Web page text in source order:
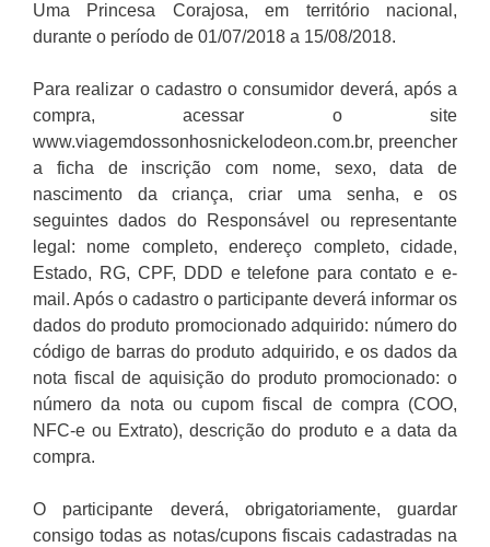
Uma Princesa Corajosa, em território nacional,
durante o período de 01/07/2018 a 15/08/2018.
Para realizar o cadastro o consumidor deverá, após a
compra, acessar o site
www.viagemdossonhosnickelodeon.com.br, preencher
a ficha de inscrição com nome, sexo, data de
nascimento da criança, criar uma senha, e os
seguintes dados do Responsável ou representante
legal: nome completo, endereço completo, cidade,
Estado, RG, CPF, DDD e telefone para contato e e-
mail. Após o cadastro o participante deverá informar os
dados do produto promocionado adquirido: número do
código de barras do produto adquirido, e os dados da
nota fiscal de aquisição do produto promocionado: o
número da nota ou cupom fiscal de compra (COO,
NFC-e ou Extrato), descrição do produto e a data da
compra.
O participante deverá, obrigatoriamente, guardar
consigo todas as notas/cupons fiscais cadastradas na